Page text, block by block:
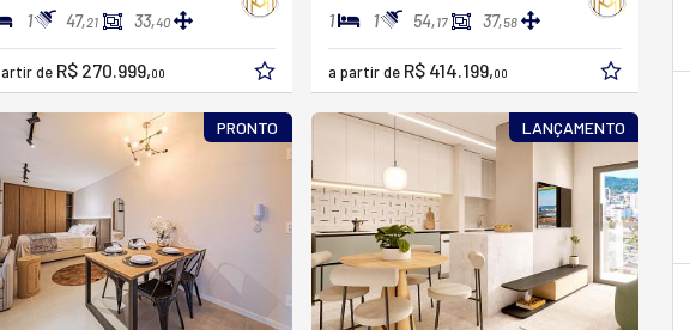
1 47,21 33,40
de R$ 270.999,00
1 1 54,17 37,58
a partir de R$ 414.199,00
PRONTO LANÇAMENTO